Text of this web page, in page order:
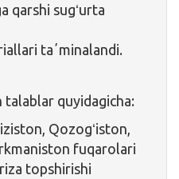
qarshi sugʻurta
taʼminalandi.
talablar quyidagicha:
Qozogʻiston,
fuqarolari
topshirishi